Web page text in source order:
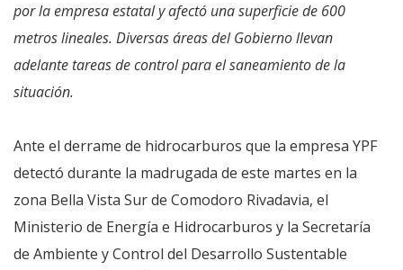
por la empresa estatal y afectó una superficie de 600
metros lineales. Diversas áreas del Gobierno llevan
adelante tareas de control para el saneamiento de la
situación.
Ante el derrame de hidrocarburos que la empresa YPF
detectó durante la madrugada de este martes en la
zona Bella Vista Sur de Comodoro Rivadavia, el
Ministerio de Energía e Hidrocarburos y la Secretaría
de Ambiente y Control del Desarrollo Sustentable